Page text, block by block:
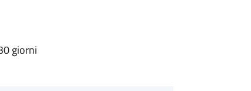
giorni